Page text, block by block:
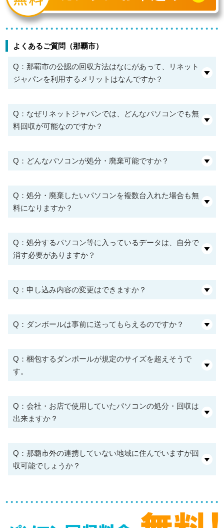
よくあるご質問（那覇市）
Q：那覇市の公認の回収方法はなにがあって、リネット
ジャパンを利用するメリットはなんですか？
Q：なぜリネットジャパンでは、どんなパソコンでも無
料回収が可能なのですか？
Q：どんなパソコンが処分・廃棄可能ですか？
Q：処分・廃棄したいパソコンを複数台入れた場合も無
料になりますか？
Q：処分するパソコン等に入っているデータは、自分で
消す必要がありますか？
Q：申し込み内容の変更はできますか？
Q：ダンボールは事前に送ってもらえるのですか？
Q：梱包するダンボールが規定のサイズを超えそうで
す。
Q：会社・お店で使用していたパソコンの処分・回収は
出来ますか？
Q：那覇市外の連携していない地域に住んでいますが回
収可能でしょうか？